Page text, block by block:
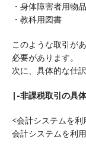
・身体障害者用物品
・教科用図書
このような取引が
必要があります。
次に、具体的な仕
|-非課税取引の具
<会計システムを
会計システムを利